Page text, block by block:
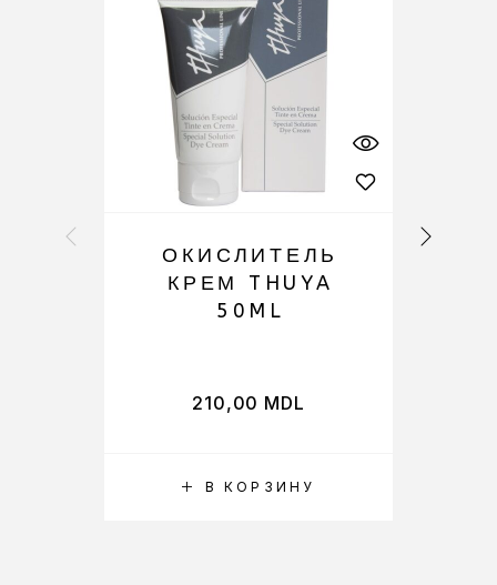
В КОРЗИНУ
ОКИСЛИТЕЛЬ
КРЕМ THUYA
50ML
210,00 MDL